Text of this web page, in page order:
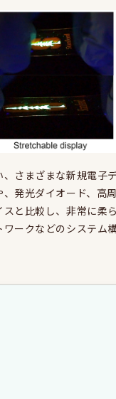
さまざまな新規電子
発光ダイオード、高
と比較し、非常に柔
ークなどのシステム